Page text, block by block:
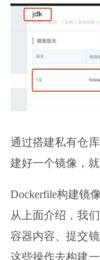
通过搭建私有仓
建好一个镜像，
Dockerfile构建镜像
从上面介绍，我
容器内容、提交
这些操作去构建